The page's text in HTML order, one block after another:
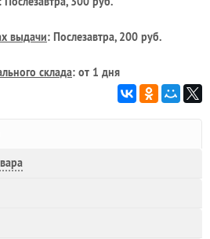
выдачи: Послезавтра, 200 руб.
склада: от 1 дня